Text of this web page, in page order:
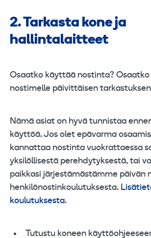
2. Tarkasta kone ja
hallintalaitteet
Osaatko käyttää nostinta?
nostimelle päivittäisen
Nämä asiat on hyvä tunnistaa
käyttöä. Jos olet epävarma
kannattaa nostinta vuokrattaessa
yksilöllisestä perehdytyksestä, tai
paikkasi järjestämästämme päivän
henkilönostinkoulutuksesta.
koulutuksesta.
Tutustu koneen